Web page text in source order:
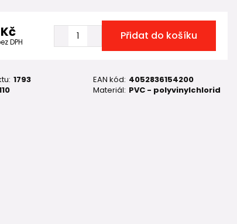
DPH Přidat do košíku
1793 EAN kód: 4052836154200
Materiál: PVC - polyvinylchlorid